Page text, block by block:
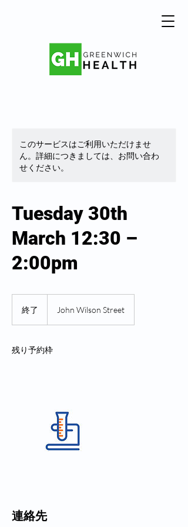
このサービスはご利用いただけませ
ん。詳細につきましては、お問い合わ
せください。
Tuesday 30th
March 12:30 –
2:00pm
終了 John Wilson Street
残り予約枠
連絡先